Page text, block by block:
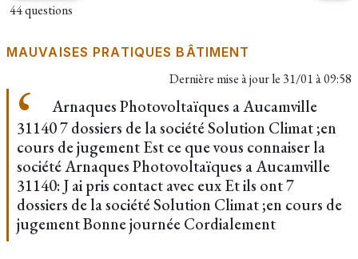
44 questions
MAUVAISES PRATIQUES BÂTIMENT
Dernière mise à jour le 31/01 à 09:58
Arnaques Photovoltaïques a Aucamville
31140 7 dossiers de la société Solution Climat ;en
cours de jugement Est ce que vous connaiser la
société Arnaques Photovoltaïques a Aucamville
31140: J ai pris contact avec eux Et ils ont 7
dossiers de la société Solution Climat ;en cours de
jugement Bonne journée Cordialement